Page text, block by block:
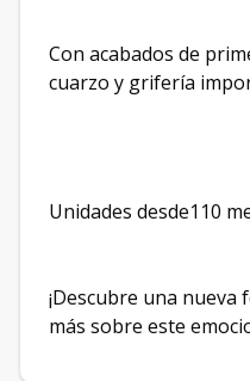
Con acabados de
cuarzo y grifería
Unidades desde110
¡Descubre una
más sobre este